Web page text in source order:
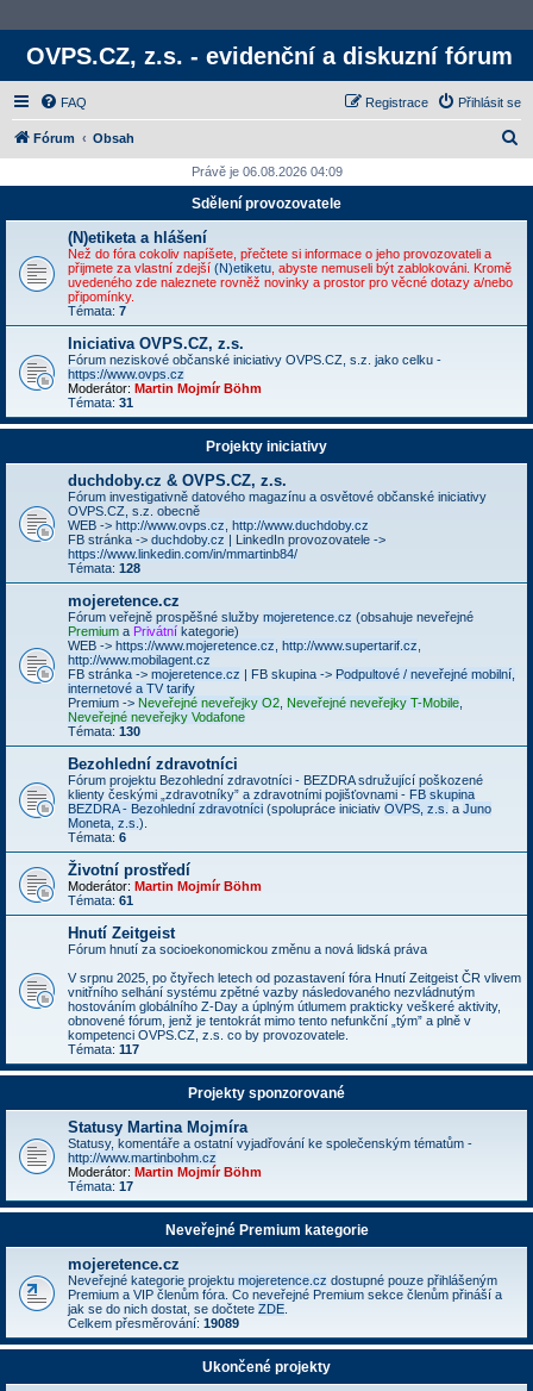
OVPS.CZ, z.s. - evidenční a diskuzní fórum
FAQ Přihlásit se
Registrace
Fórum Obsah
d
Právě je 06.08.2026 04:09
Sdělení provozovatele
(N)etiketa a hlášení
Než do fóra cokoliv napíšete, přečtete si informace o jeho provozovateli a
přijmete za vlastní zdejší (N)etiketu , abyste nemuseli být zablokováni. Kromě
uvedeného zde naleznete rovněž novinky a prostor pro věcné dotazy a/nebo
připomínky.
Témata: 7
Iniciativa OVPS.CZ, z.s.
Fórum neziskové občanské iniciativy OVPS.CZ, s.z. jako celku -
https://www.ovps.cz
Moderátor: Martin Mojmír Böhm
Témata: 31
Projekty iniciativy
duchdoby.cz & OVPS.CZ, z.s.
Fórum investigativně datového magazínu a osvětové občanské iniciativy
OVPS.CZ, s.z. obecně
WEB -> http://www.ovps.cz http://www.duchdoby.cz
FB stránka -> duchdoby.cz | LinkedIn provozovatele ->
https://www.linkedin.com/in/mmartinb84/
Témata: 128
mojeretence.cz
Fórum veřejně prospěšné služby mojeretence.cz (obsahuje neveřejné
Premium a Privátní kategorie)
WEB -> https://www.mojeretence.cz http://www.supertarif.cz
http://www.mobilagent.cz
FB stránka -> mojeretence.cz | FB skupina -> Podpultové / neveřejné mobilní,
internetové a TV tarify
Premium -> Neveřejné neveřejky O2 Neveřejné neveřejky T-Mobile
Neveřejné neveřejky Vodafone
Témata: 130
Bezohlední zdravotníci
Fórum projektu Bezohlední zdravotníci - BEZDRA sdružující poškozené
klienty českými „zdravotníky” a zdravotními pojišťovnami - FB skupina
BEZDRA - Bezohlední zdravotníci (spolupráce iniciativ OVPS, z.s. a Juno
Moneta, z.s. ).
Témata: 6
Životní prostředí
Moderátor: Martin Mojmír Böhm
Témata: 61
Hnutí Zeitgeist
Fórum hnutí za socioekonomickou změnu a nová lidská práva
V srpnu 2025, po čtyřech letech od pozastavení fóra Hnutí Zeitgeist ČR vlivem
vnitřního selhání systému zpětné vazby následovaného nezvládnutým
hostováním globálního Z-Day a úplným útlumem prakticky veškeré aktivity,
obnovené fórum, jenž je tentokrát mimo tento nefunkční „tým” a plně v
kompetenci OVPS.CZ, z.s. co by provozovatele.
Témata: 117
Projekty sponzorované
Statusy Martina Mojmíra
Statusy, komentáře a ostatní vyjadřování ke společenským tématům -
http://www.martinbohm.cz
Moderátor: Martin Mojmír Böhm
Témata: 17
Neveřejné Premium kategorie
mojeretence.cz
Neveřejné kategorie projektu mojeretence.cz dostupné pouze přihlášeným
Premium a VIP členům fóra. Co neveřejné Premium sekce členům přináší a
jak se do nich dostat, se dočtete ZDE
Celkem přesměrování: 19089
Ukončené projekty